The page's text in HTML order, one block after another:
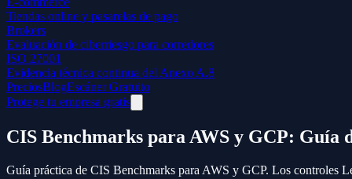
Tiendas online y pasarelas de pago
Brokers
Evaluación de ciberriesgo para corredores
ISO 27001
Evidencia técnica continua del Anexo A.8
PreciosBlogEscáner Gratuito
Protege tu empresa gratis
CIS Benchmarks para AWS y GCP: Guía
Guía práctica de CIS Benchmarks para AWS y GCP. Los controles